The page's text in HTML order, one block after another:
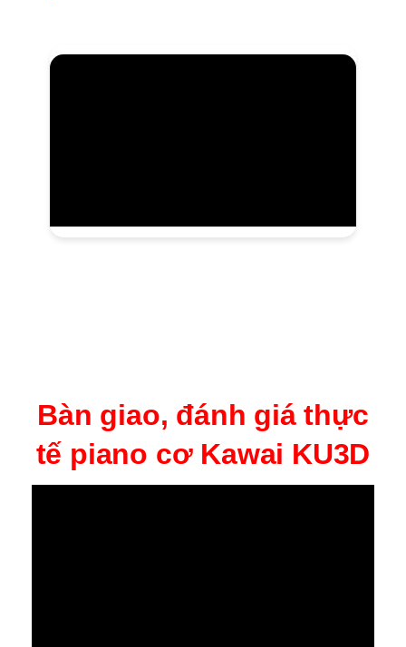
Bàn giao, đánh giá thực
tế piano cơ Kawai KU3D